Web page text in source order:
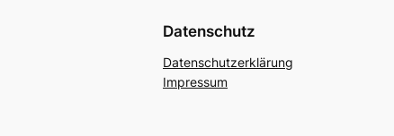
Datenschutz
Datenschutzerklärung
Impressum